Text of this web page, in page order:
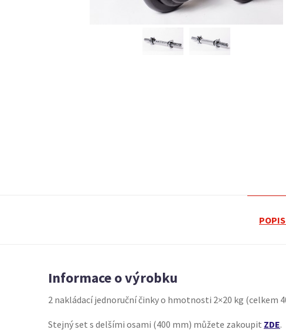
Informace o výrobku
2 nakládací jednoruční činky o hmotnosti 2×20 kg (celkem
Stejný set s delšími osami (400 mm) můžete zakoupit ZDE.